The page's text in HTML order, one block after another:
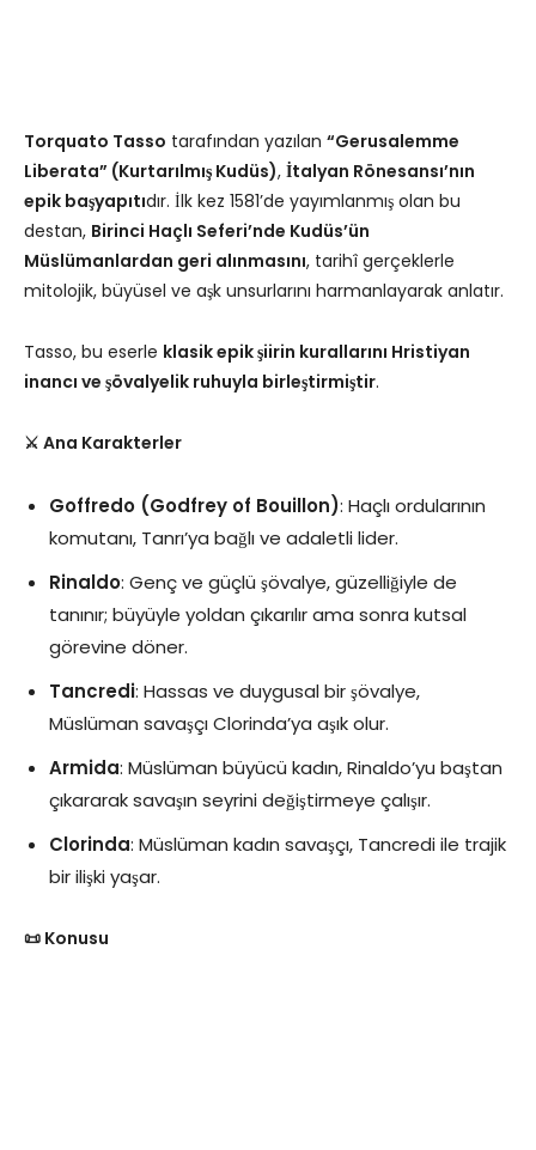
Torquato Tasso tarafından yazılan “Gerusalemme
Liberata” (Kurtarılmış Kudüs), İtalyan Rönesansı’nın
epik başyapıtıdır. İlk kez 1581’de yayımlanmış olan bu
destan, Birinci Haçlı Seferi’nde Kudüs’ün
Müslümanlardan geri alınmasını, tarihî gerçeklerle
mitolojik, büyüsel ve aşk unsurlarını harmanlayarak anlatır.
Tasso, bu eserle klasik epik şiirin kurallarını Hristiyan
inancı ve şövalyelik ruhuyla birleştirmiştir.
⚔️ Ana Karakterler
Goffredo (Godfrey of Bouillon): Haçlı ordularının
komutanı, Tanrı’ya bağlı ve adaletli lider.
Rinaldo: Genç ve güçlü şövalye, güzelliğiyle de
tanınır; büyüyle yoldan çıkarılır ama sonra kutsal
görevine döner.
Tancredi: Hassas ve duygusal bir şövalye,
Müslüman savaşçı Clorinda’ya aşık olur.
Armida: Müslüman büyücü kadın, Rinaldo’yu baştan
çıkararak savaşın seyrini değiştirmeye çalışır.
Clorinda: Müslüman kadın savaşçı, Tancredi ile trajik
bir ilişki yaşar.
📜 Konusu